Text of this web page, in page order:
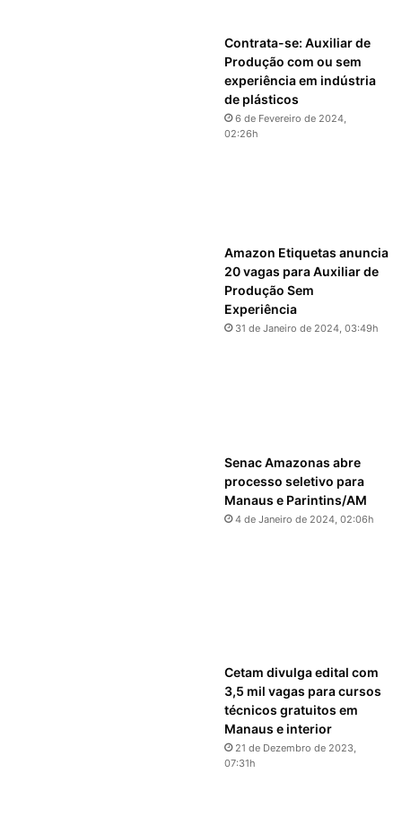
Contrata-se: Auxiliar de
Produção com ou sem
experiência em indústria
de plásticos
6 de Fevereiro de 2024,
02:26h
Amazon Etiquetas anuncia
20 vagas para Auxiliar de
Produção Sem
Experiência
31 de Janeiro de 2024, 03:49h
Senac Amazonas abre
processo seletivo para
Manaus e Parintins/AM
4 de Janeiro de 2024, 02:06h
Cetam divulga edital com
3,5 mil vagas para cursos
técnicos gratuitos em
Manaus e interior
21 de Dezembro de 2023,
07:31h